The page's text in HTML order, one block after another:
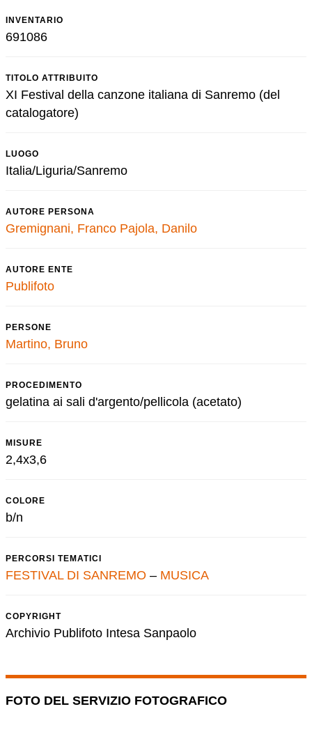
INVENTARIO
691086
TITOLO ATTRIBUITO
XI Festival della canzone italiana di Sanremo (del
catalogatore)
LUOGO
Italia/Liguria/Sanremo
AUTORE PERSONA
Gremignani, Franco Pajola, Danilo
AUTORE ENTE
Publifoto
PERSONE
Martino, Bruno
PROCEDIMENTO
gelatina ai sali d'argento/pellicola (acetato)
MISURE
2,4x3,6
COLORE
b/n
PERCORSI TEMATICI
FESTIVAL DI SANREMO – MUSICA
COPYRIGHT
Archivio Publifoto Intesa Sanpaolo
FOTO DEL SERVIZIO FOTOGRAFICO